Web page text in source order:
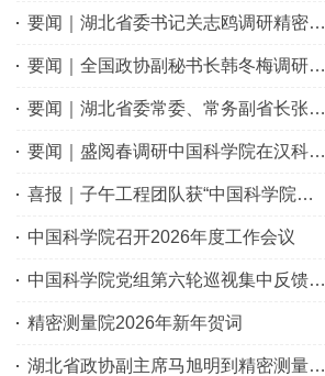
要闻｜湖北省委书记关志鸥调研精密测量院
要闻｜全国政协副秘书长韩冬梅调研精密测量院
要闻｜湖北省委常委、常务副省长张文兵调研精密测量院
要闻｜盛阅春调研中国科学院在汉科研机构
喜报｜子午工程团队获“中国科学院先进集体”称号
中国科学院召开2026年度工作会议
中国科学院党组第六轮巡视集中反馈会议召开
精密测量院2026年新年贺词
湖北省政协副主席马旭明到精密测量院走访慰问联系专家